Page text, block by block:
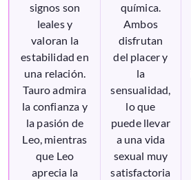
signos son
leales y
valoran la
estabilidad en
una relación.
Tauro admira
la confianza y
la pasión de
Leo, mientras
que Leo
aprecia la
química.
Ambos
disfrutan
del placer y
la
sensualidad,
lo que
puede llevar
a una vida
sexual muy
satisfactoria